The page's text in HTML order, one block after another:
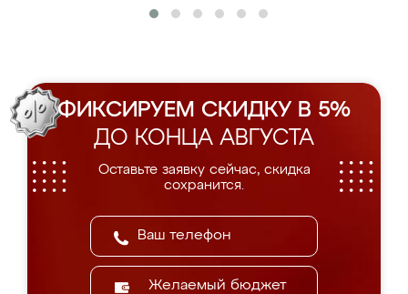
ФИКСИРУЕМ СКИДКУ В 5%
ДО КОНЦА АВГУСТА
Оставьте заявку сейчас, скидка
сохранится.
Желаемый бюджет